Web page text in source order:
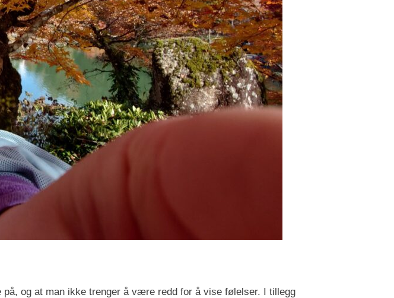
og at man ikke trenger å være redd for å vise følelser. I tillegg